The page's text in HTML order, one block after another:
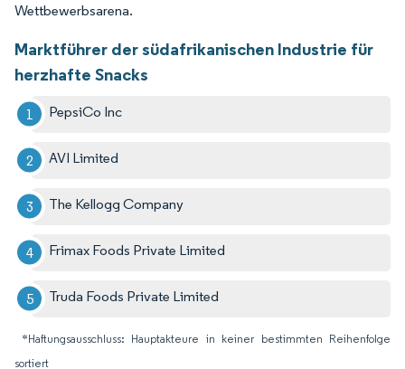
Wettbewerbsarena.
Marktführer der südafrikanischen Industrie für
herzhafte Snacks
PepsiCo Inc
AVI Limited
The Kellogg Company
Frimax Foods Private Limited
Truda Foods Private Limited
*Haftungsausschluss: Hauptakteure in keiner bestimmten Reihenfolge
sortiert